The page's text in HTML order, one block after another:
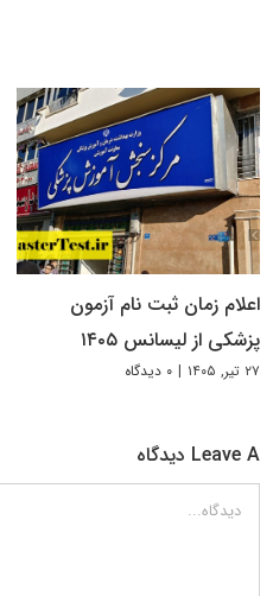
اعلام زمان ثبت نام آزمون
پزشکی از لیسانس ۱۴۰۵
۲۷ تیر, ۱۴۰۵ | ۰ دیدگاه
Leave A دیدگاه
دیدگاه